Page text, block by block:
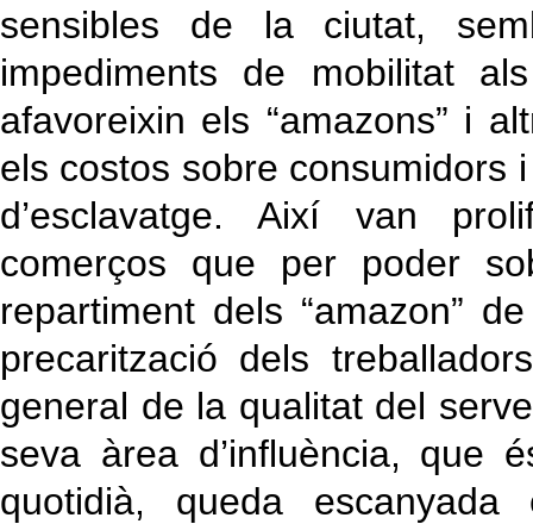
sensibles de la ciutat,
impediments de mobilitat
afavoreixin els “amazons” i
els costos sobre consumidors
d’esclavatge. Així van
comerços que per poder
repartiment dels “amazon”
precarització dels
general de la qualitat del
seva àrea d’influència,
quotidià, queda